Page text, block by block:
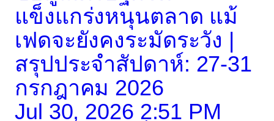
แข็งแกร่งหนุนตลาด แม้
เฟดจะยังคงระมัดระวัง |
สรุปประจำสัปดาห์: 27-31
กรกฎาคม 2026
Jul 30, 2026 2:51 PM